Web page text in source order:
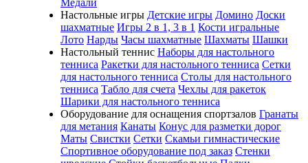
Медали
Настольные игры Детские игры Домино Доски
шахматные Игры 2 в 1, 3 в 1 Кости игральные
Лото Нарды Часы шахматные Шахматы Шашки
Настольный теннис Наборы для настольного
тенниса Ракетки для настольного тенниса Сетки
для настольного тенниса Столы для настольного
тенниса Табло для счета Чехлы для ракеток
Шарики для настольного тенниса
Оборудование для оснащения спортзалов Гранаты
для метания Канаты Конус для разметки дорог
Маты Свистки Сетки Скамьи гимнастические
Спортивное оборудование под заказ Стенки